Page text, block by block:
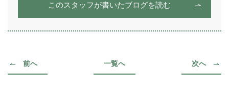
このスタッフが書いたブログを読む
前へ 一覧へ 次へ